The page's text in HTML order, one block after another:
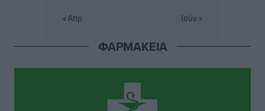
Αθλητικά• πριν 16 ώρες
« Απρ Ιούν »
ΦΑΡΜΑΚΕΙΑ